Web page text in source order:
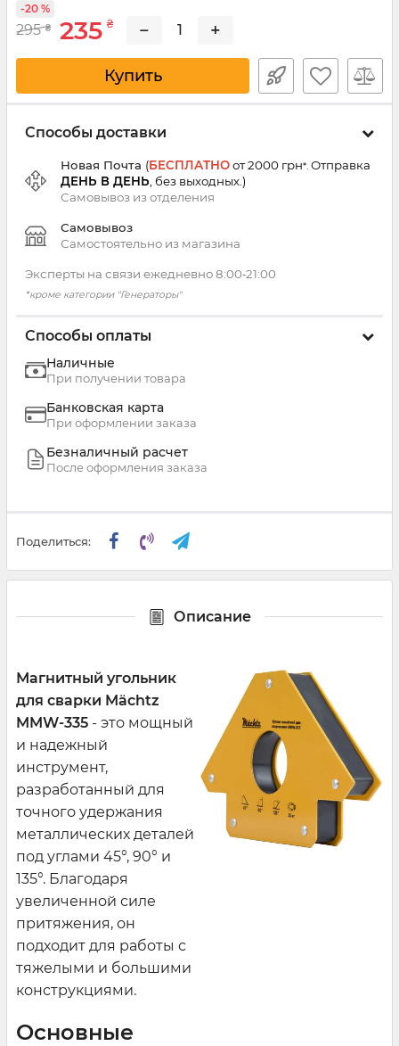
295 ₴ 235 ₴
-20 %
− +
Купить
Способы доставки
Новая Почта (БЕСПЛАТНОот 2000 грн*. Отправка
ДЕНЬ В ДЕНЬ , без выходных.)
Самовывоз изотделения
Самовывоз
Самостоятельно из магазина
Эксперты на связи ежедневно 8:00‑21:00
*кроме категории "Генераторы"
Способы оплаты
Наличные
При получении товара
Банковская карта
При оформлении заказа
Безналичный расчет
После оформления заказа
Поделиться:
Описание
Магнитный угольник
для сварки Mächtz
MMW-335 - это мощный
и надежный
инструмент,
разработанный для
точного удержания
металлических деталей
под углами 45°, 90° и
135°. Благодаря
увеличенной силе
притяжения, он
подходит для работы с
тяжелыми и большими
конструкциями.
Основные